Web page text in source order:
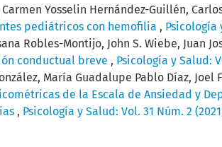
Yosselin Hernández-Guillén,
pediátricos con hemofilia , Psicología
Robles-Montijo, John S. Wiebe, Juan
conductual breve , Psicología y Salud:
María Guadalupe Pablo Díaz,
de la Escala de Ansiedad y
, Psicología y Salud: Vol. 31 Núm. 2